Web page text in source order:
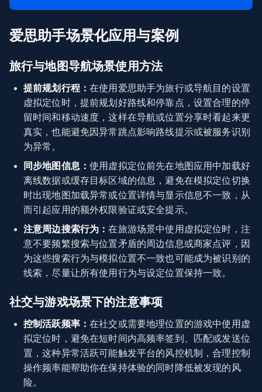
爱思助手场景化应用与案例
旅行与地图导航场景使用方法
提前规划行程：在使用爱思助手为旅行或导航目的设置
虚拟定位时，提前规划好路线和停靠点，设置合理的停
留时间和移动速度，这样在导航或位置分享时看起来更
真实，也能避免因异常跳点影响路线提示或被服务识别
为异常。
同步地图信息：使用虚拟定位前先在地图应用中加载好
离线数据或缓存目标区域的信息，避免在模拟定位切换
时出现地图加载异常或位置详情与显示信息不一致，从
而引起应用的额外权限验证或安全提示。
注意周边搜索行为：在旅游场景中使用虚拟定位时，注
意不要频繁搜索与位置矛盾的周边信息或商家点评，因
为这些搜索行为与模拟位置不一致也可能成为被识别的
线索，尽量让所有使用行为与设定位置保持一致。
社交与游戏场景下的注意事项
控制活跃频率：在社交或需要地理位置的游戏中使用虚
拟定位时，避免在短时间内高频率签到、匹配或发送位
置，这种异常活跃可能触发平台的风控机制，合理控制
操作频率能帮助你在保持体验的同时降低被发现的风
险。